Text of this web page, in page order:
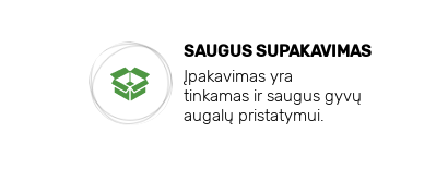
SAUGUS SUPAKAVIMAS
Įpakavimas yra
tinkamas ir saugus gyvų
augalų pristatymui.